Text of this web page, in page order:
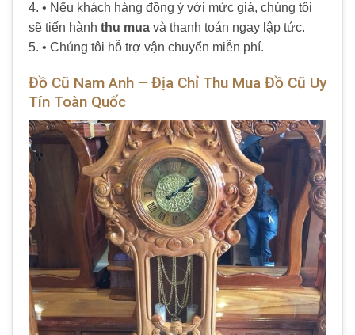
4. • Nếu khách hàng đồng ý với mức giá, chúng tôi
sẽ tiến hành thu mua và thanh toán ngay lập tức.
5. • Chúng tôi hỗ trợ vận chuyển miễn phí.
Đồ Cũ Nam Anh – Địa Chỉ Thu Mua Đồ Cũ Uy
Tín Toàn Quốc